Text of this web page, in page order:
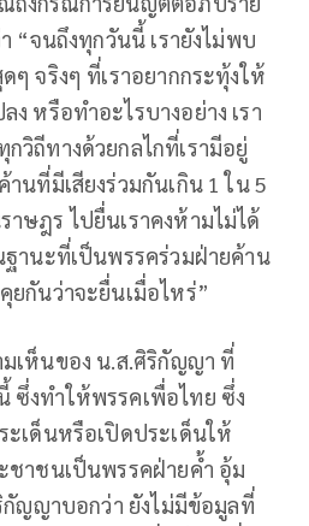
“จนถึงทุกวันนี้ เรายังไม่พบ
ๆ จริงๆ ที่เราอยากกระทุ้งให้
ง หรือทำอะไรบางอย่าง เรา
วิถีทางด้วยกลไกที่เรามีอยู่
นที่มีเสียงร่วมกันเกิน 1 ใน 5
ษฎร ไปยื่นเราคงห้ามไม่ได้
ฐานะที่เป็นพรรคร่วมฝ่ายค้าน
ยกันว่าจะยื่นเมื่อไหร่”
เห็นของ น.ส.ศิริกัญญา ที่
ซึ่งทำให้พรรคเพื่อไทย ซึ่ง
ะเด็นหรือเปิดประเด็นให้
ชาชนเป็นพรรคฝ่ายค้ำ อุ้ม
ญญาบอกว่า ยังไม่มีข้อมูลที่